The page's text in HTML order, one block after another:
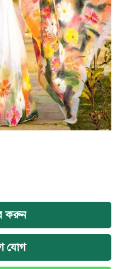
করুন
যোগ